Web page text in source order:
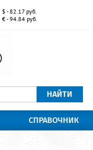
$ - 82.17 руб.
€ - 94.84 руб.
НАЙТИ
СПРАВОЧНИК